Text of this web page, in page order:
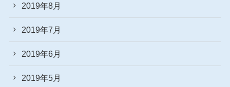
2019年8月
2019年7月
2019年6月
2019年5月